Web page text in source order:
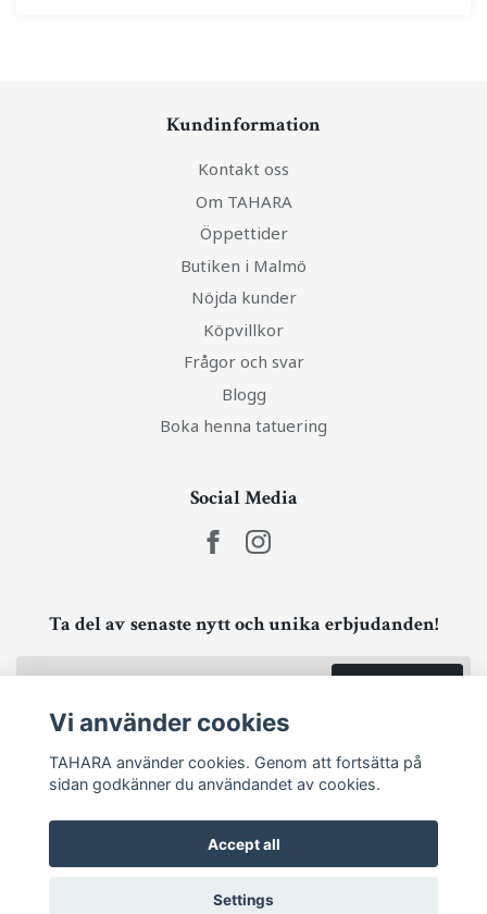
Kundinformation
Kontakt oss
Om TAHARA
Öppettider
Butiken i Malmö
Nöjda kunder
Köpvillkor
Frågor och svar
Blogg
Boka henna tatuering
Social Media
Ta del av senaste nytt och unika erbjudanden!
Vi använder cookies
TAHARA använder cookies. Genom att fortsätta på
sidan godkänner du användandet av cookies.
Accept all
Settings